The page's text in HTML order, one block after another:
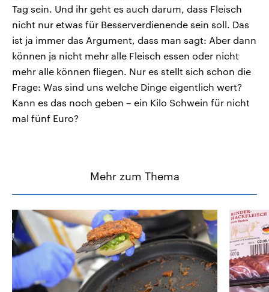
Tag sein. Und ihr geht es auch darum, dass Fleisch
nicht nur etwas für Besserverdienende sein soll. Das
ist ja immer das Argument, dass man sagt: Aber dann
können ja nicht mehr alle Fleisch essen oder nicht
mehr alle können fliegen. Nur es stellt sich schon die
Frage: Was sind uns welche Dinge eigentlich wert?
Kann es das noch geben – ein Kilo Schwein für nicht
mal fünf Euro?
Mehr zum Thema